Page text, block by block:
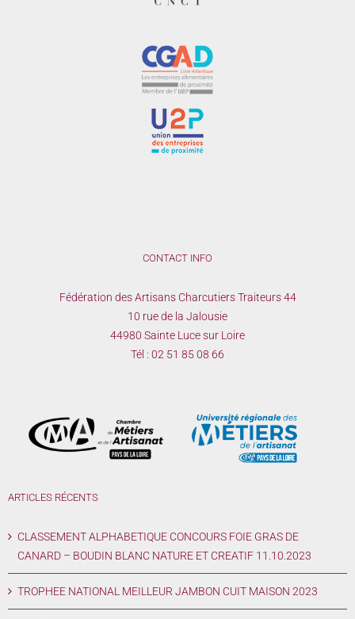
CONTACT INFO
Fédération des Artisans Charcutiers Traiteurs 44
10 rue de la Jalousie
44980 Sainte Luce sur Loire
Tél : 02 51 85 08 66
ARTICLES RÉCENTS
CLASSEMENT ALPHABETIQUE CONCOURS FOIE GRAS DE
CANARD – BOUDIN BLANC NATURE ET CREATIF 11.10.2023
TROPHEE NATIONAL MEILLEUR JAMBON CUIT MAISON 2023